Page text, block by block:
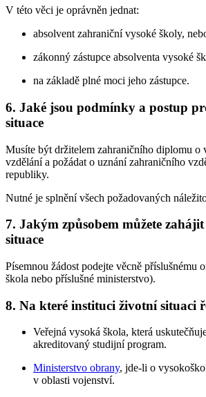
V této věci je oprávněn jednat:
absolvent zahraniční vysoké školy,
zákonný zástupce absolventa vysoké
na základě plné moci jeho zástupce.
6. Jaké jsou podmínky a postup
situace
Musíte být držitelem zahraničního diplomu o
vzdělání a požádat o uznání zahraničního
republiky.
Nutné je splnění všech požadovaných
7. Jakým způsobem můžete
situace
Písemnou žádost podejte věcně příslušnému
škola nebo příslušné ministerstvo).
8. Na které instituci životní situaci
Veřejná vysoká škola, která
akreditovaný studijní program.
Ministerstvo obrany, jde-li o
v oblasti vojenství.